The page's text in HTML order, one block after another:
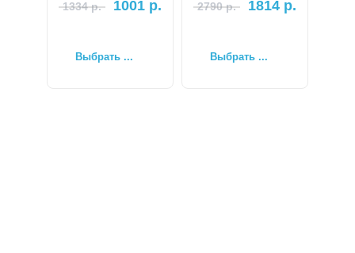
1334р. 1001 р.
Выбрать ...
2790р. 1814 р.
Выбрать ...